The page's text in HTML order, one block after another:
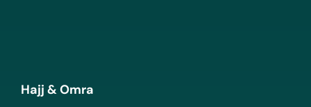
Hajj & Omra